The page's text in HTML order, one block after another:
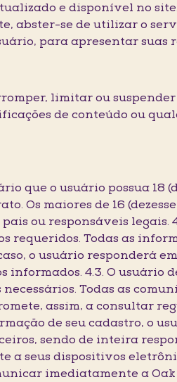
e disponível no site.
abster-se de utilizar o
para apresentar suas
limitar ou
de conteúdo ou
que o usuário possua 18
maiores de 16
ou responsáveis legais.
requeridos. Todas as
o usuário responderá
4.3. O usuário
Todas as
assim, a consultar
de seu cadastro, o
sendo de inteira
a seus dispositivos
imediatamente a